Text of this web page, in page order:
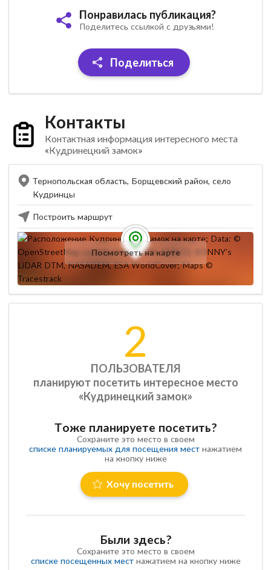
Понравилась публикация?
Поделитесь ссылкой с друзьями!
Поделиться
Контакты
Контактная информация интересного места
«Кудринецкий замок»
Тернопольская область, Борщевский район, село
Кудринцы
Построить маршрут
Посмотреть на карте
2
ПОЛЬЗОВАТЕЛЯ
планируют посетить интересное место
«Кудринецкий замок»
Тоже планируете посетить?
Сохраните это место в своем
списке планируемых для посещения мест нажатием
на кнопку ниже
Хочу посетить
Были здесь?
Сохраните это место в своем
списке посещенных местнажатием на кнопку ниже